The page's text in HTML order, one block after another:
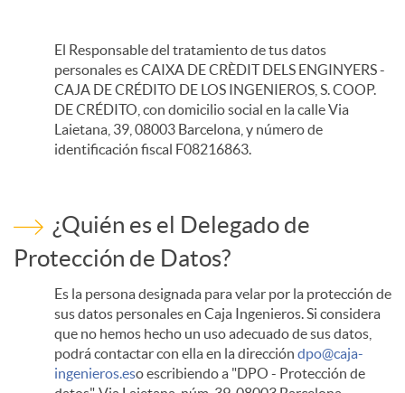
o
El Responsable del tratamiento de tus datos
personales es CAIXA DE CRÈDIT DELS ENGINYERS -
CAJA DE CRÉDITO DE LOS INGENIEROS, S. COOP.
DE CRÉDITO, con domicilio social en la calle Via
Laietana, 39, 08003 Barcelona, y número de
identificación fiscal F08216863.
¿Quién es el Delegado de
Protección de Datos?
Es la persona designada para velar por la protección de
sus datos personales en Caja Ingenieros. Si considera
que no hemos hecho un uso adecuado de sus datos,
podrá contactar con ella en la dirección dpo@caja-
ingenieros.eso escribiendo a "DPO - Protección de